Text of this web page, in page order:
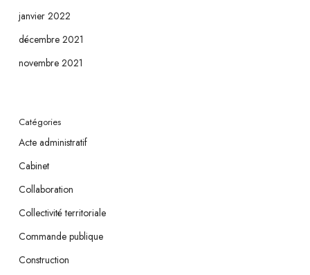
janvier 2022
décembre 2021
novembre 2021
Catégories
Acte administratif
Cabinet
Collaboration
Collectivité territoriale
Commande publique
Construction